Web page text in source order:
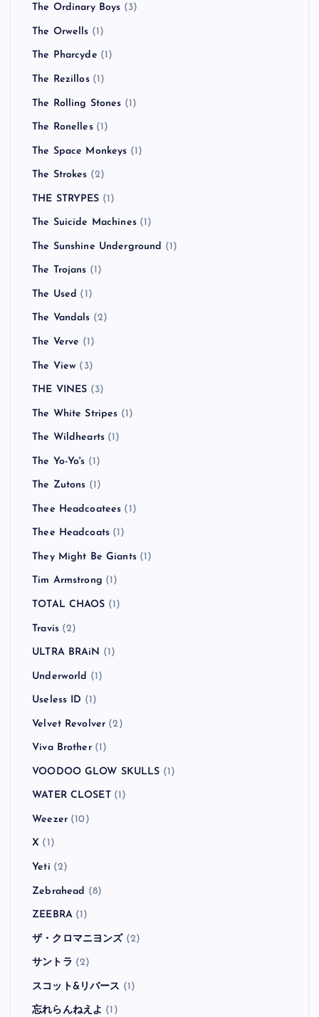
The Ordinary Boys (3)
The Orwells (1)
The Pharcyde (1)
The Rezillos(1)
The Rolling Stones (1)
The Ronelles(1)
The Space Monkeys (1)
The Strokes (2)
THE STRYPES (1)
The Suicide Machines(1)
The Sunshine Underground (1)
The Trojans (1)
The Used (1)
The Vandals (2)
The Verve (1)
The View (3)
THE VINES (3)
The White Stripes (1)
The Wildhearts (1)
The Yo-Yo's (1)
The Zutons (1)
Thee Headcoatees (1)
Thee Headcoats (1)
They Might Be Giants(1)
Tim Armstrong (1)
TOTAL CHAOS (1)
Travis(2)
ULTRA BRAiN (1)
Underworld (1)
Useless ID (1)
Velvet Revolver (2)
Viva Brother(1)
VOODOO GLOW SKULLS (1)
WATER CLOSET(1)
Weezer(10)
X (1)
Yeti (2)
Zebrahead (8)
ZEEBRA(1)
ザ・クロマニヨンズ(2)
サントラ (2)
スコット&リバース (1)
忘れらんねえよ (1)